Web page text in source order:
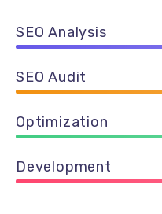
SEO Analysis
SEO Audit
Optimization
Development